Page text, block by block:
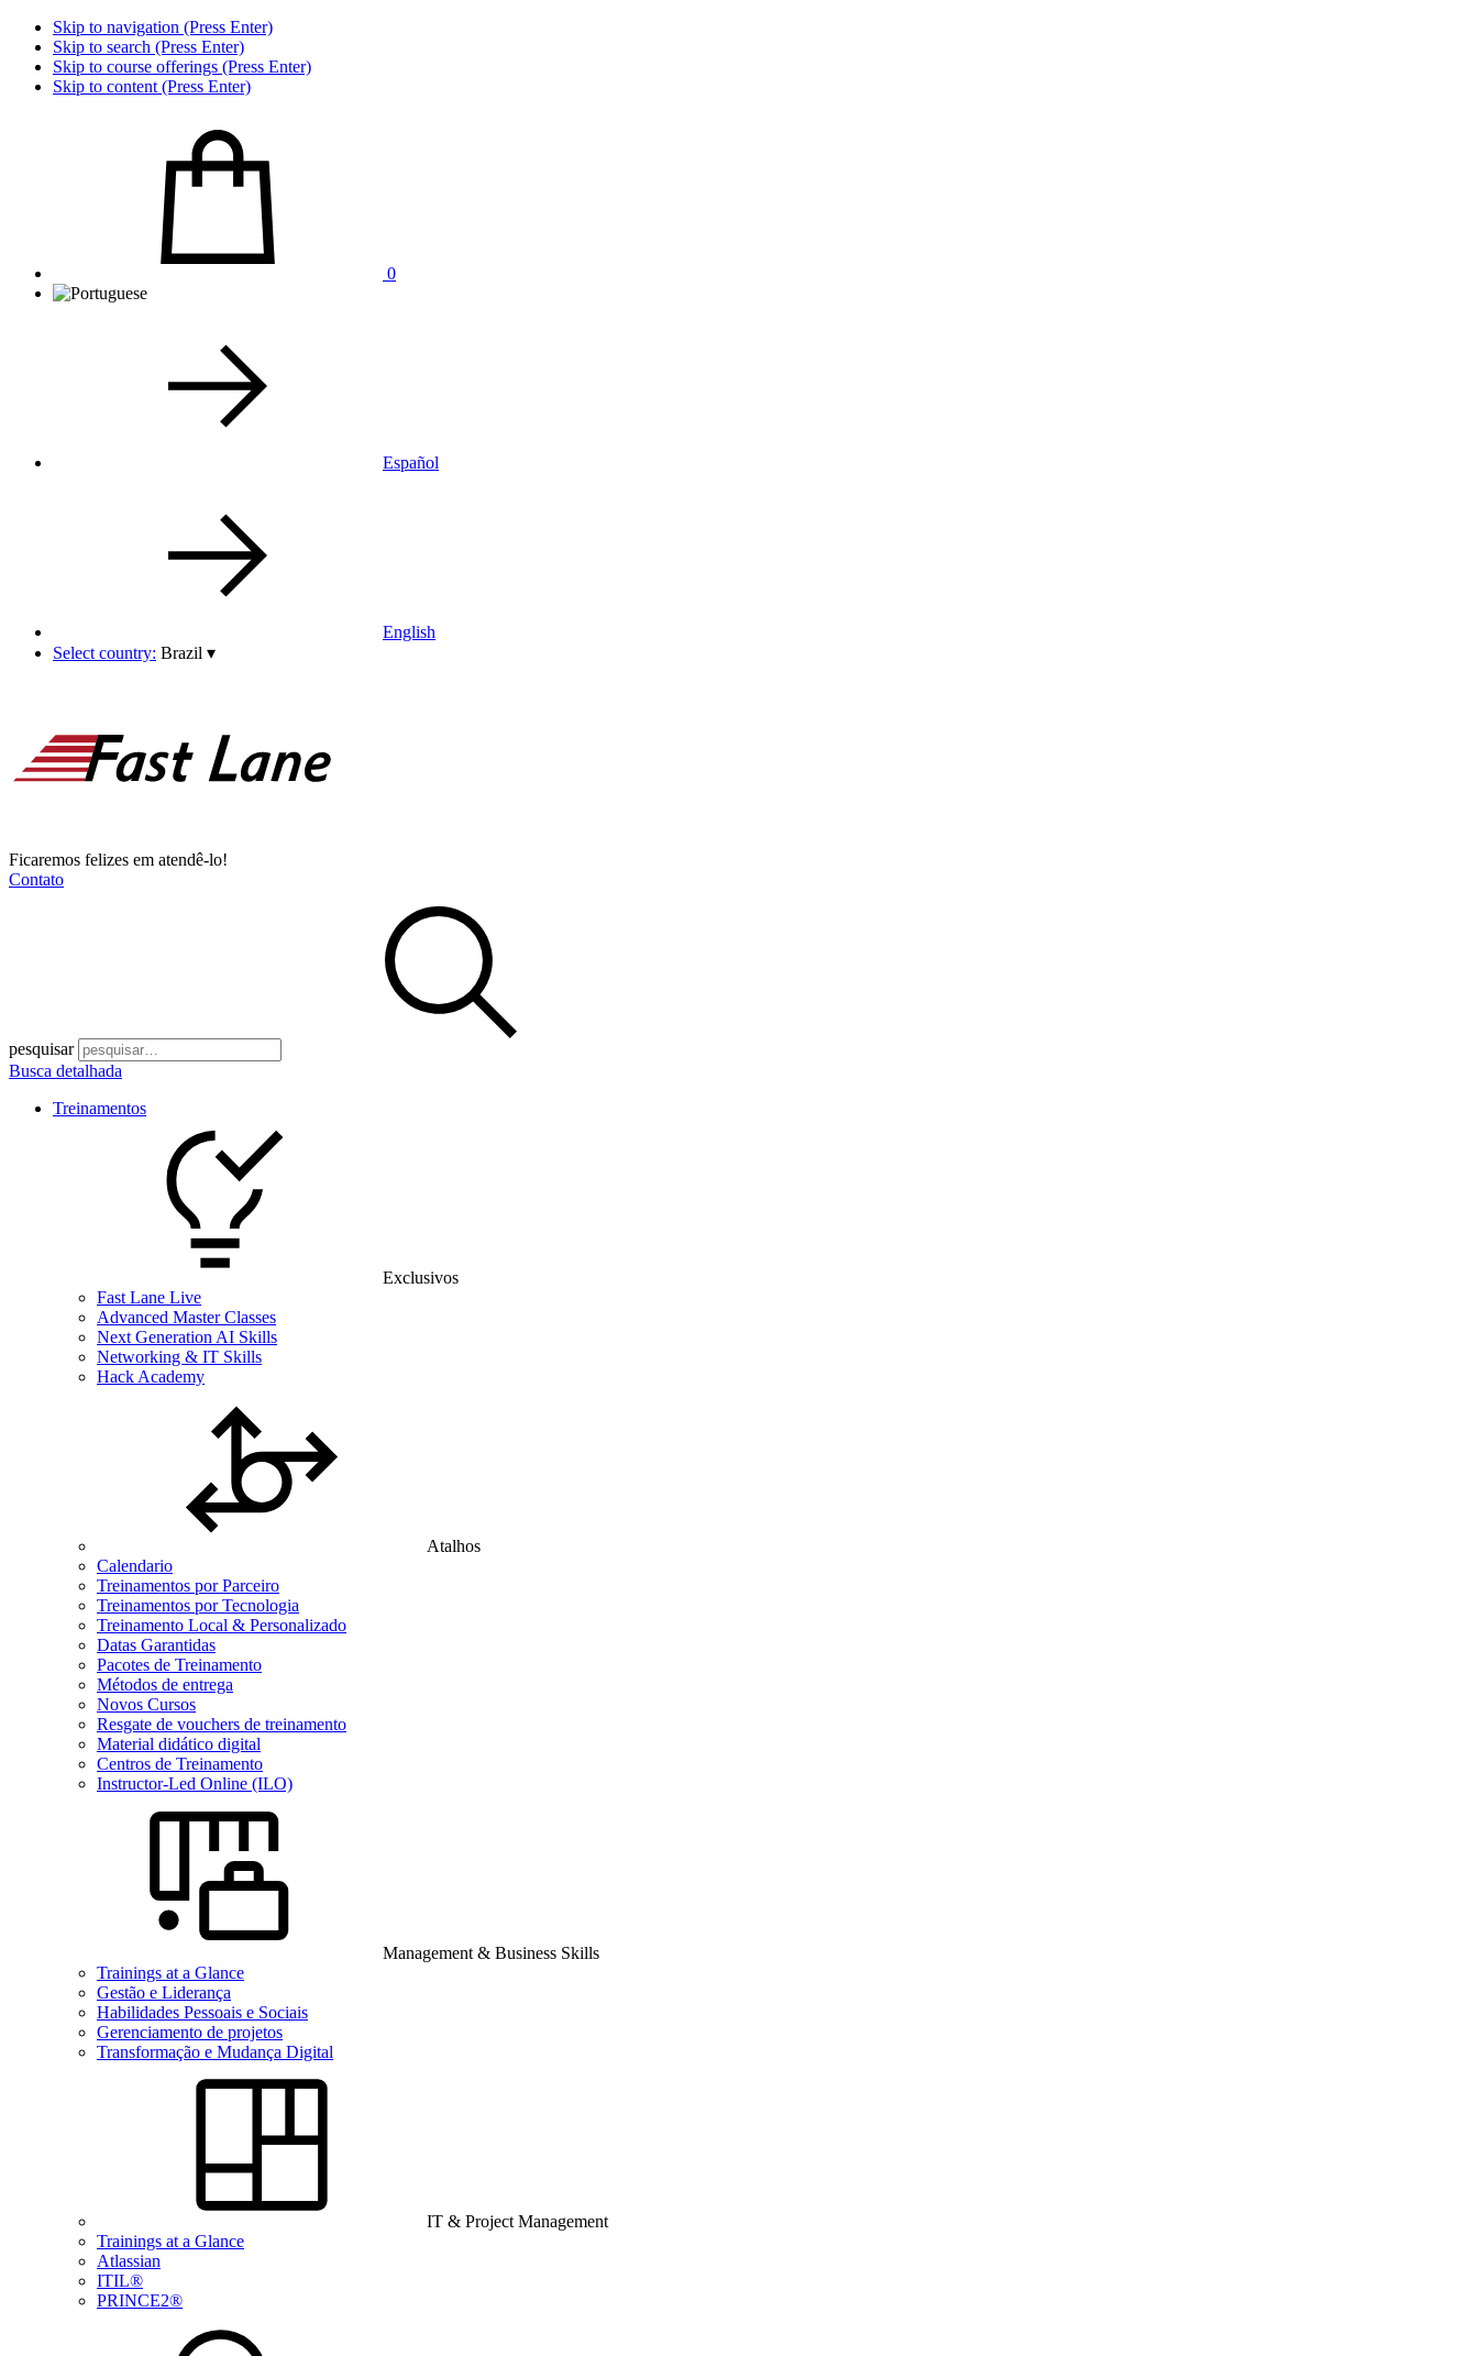
Skip to navigation (Press Enter)
Skip to search (Press Enter)
Skip to course offerings (Press Enter)
Skip to content (Press Enter)
0
Español
English
Select country: Brazil ▾
Ficaremos felizes em atendê-lo!
Contato
pesquisar
Busca detalhada
Treinamentos
Exclusivos
Fast Lane Live
Advanced Master Classes
Next Generation AI Skills
Networking & IT Skills
Hack Academy
Atalhos
Calendario
Treinamentos por Parceiro
Treinamentos por Tecnologia
Treinamento Local & Personalizado
Datas Garantidas
Pacotes de Treinamento
Métodos de entrega
Novos Cursos
Resgate de vouchers de treinamento
Material didático digital
Centros de Treinamento
Instructor-Led Online (ILO)
Management & Business Skills
Trainings at a Glance
Gestão e Liderança
Habilidades Pessoais e Sociais
Gerenciamento de projetos
Transformação e Mudança Digital
IT & Project Management
Trainings at a Glance
Atlassian
ITIL®
PRINCE2®